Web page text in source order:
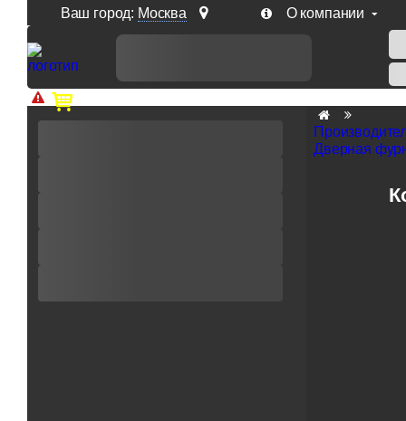
Ваш город: Москва О компании
Доп. скидка от цен на сайте 7% при заказе от 50
Дверная